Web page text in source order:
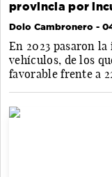
provincia por
Dolo Cambronero -
En 2023 pasaron
vehículos, de los
favorable frente a